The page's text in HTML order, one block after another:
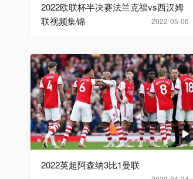
2022-05-06
2022欧联杯半决赛法兰克福vs西汉姆
联视频集锦
2022英超阿森纳3比1曼联